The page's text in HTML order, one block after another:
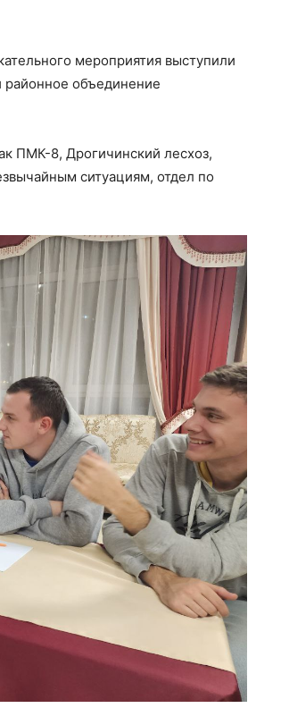
мероприятия выступили
объединение
ПМК-8, Дрогичинский лесхоз,
ситуациям, отдел по